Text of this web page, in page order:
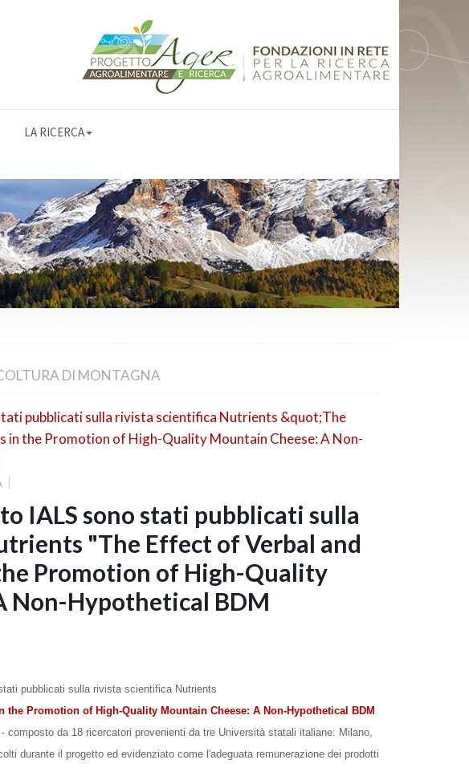
LA RICERCA
DI MONTAGNA
IALS sono stati pubblicati sulla
"The Effect of Verbal and
Promotion of High-Quality
Non-Hypothetical BDM
pubblicati sulla rivista scientifica Nutrients
the Promotion of High-Quality Mountain Cheese: A Non-Hypothetical BDM
composto da 18 ricercatori provenienti da tre Università statali italiane: Milano,
durante il progetto ed evidenziato come l'adeguata remunerazione dei prodotti